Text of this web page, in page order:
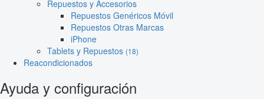
Repuestos y Accesorios
Repuestos Genéricos Móvil
Repuestos Otras Marcas
iPhone
Tablets y Repuestos (18)
Reacondicionados
Ayuda y configuración